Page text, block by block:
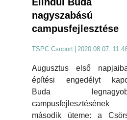
nagyszabású
campusfejlesztése
TSPC Csoport 2020.08.07.
Augusztus első
építési engedélyt
Buda
campusfejlesztésének
második üteme: a